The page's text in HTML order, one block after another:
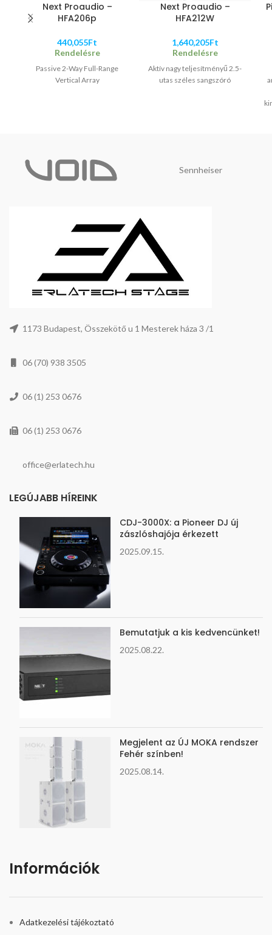
Next Proaudio –
HFA206p
440,055Ft
Rendelésre
Passive 2-Way Full-Range
Vertical Array
Next Proaudio –
HFA212W
1,640,205Ft
Rendelésre
Aktív nagy teljesítményű 2.5-
utas széles sangszóró
Sennheiser
1173 Budapest, Összekötő u 1 Mesterek háza 3 /1
06 (70) 938 3505
06 (1) 253 0676
06 (1) 253 0676
office@erlatech.hu
LEGÚJABB HÍREINK
CDJ-3000X: a Pioneer DJ új
zászlóshajója érkezett
2025.09.15.
Bemutatjuk a kis kedvencünket!
2025.08.22.
Megjelent az ÚJ MOKA rendszer
Fehér színben!
2025.08.14.
Információk
Adatkezelési tájékoztató